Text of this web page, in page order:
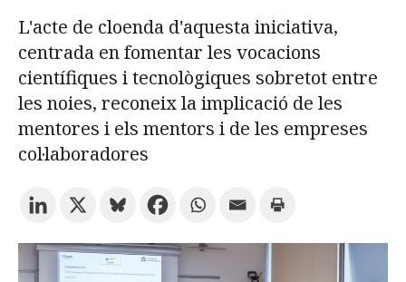
Prova la cerca avançada
CATALÀ ESPAÑOL
L'acte de cloenda d'aquesta iniciativa,
centrada en fomentar les vocacions
científiques i tecnològiques sobretot entre
les noies, reconeix la implicació de les
mentores i els mentors i de les empreses
col·laboradores